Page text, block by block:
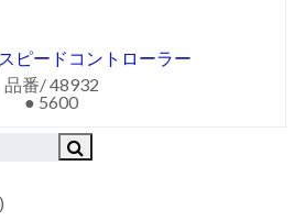
ピードコントローラー
品番/ 48932
● 5600